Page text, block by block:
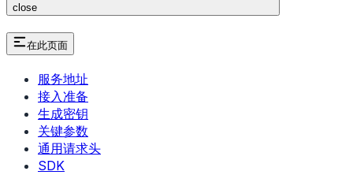
close
在此页面
服务地址
接入准备
生成密钥
关键参数
通用请求头
SDK